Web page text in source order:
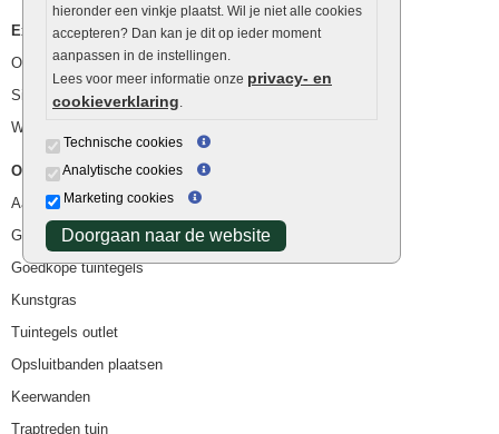
hieronder een vinkje plaatst. Wil je niet alle cookies
accepteren? Dan kan je dit op ieder moment
aanpassen in de instellingen.
Lees voor meer informatie onze privacy- en
cookieverklaring.
Technische cookies
Analytische cookies
Marketing cookies
Doorgaan naar de website
Extra benodigdheden
Ophoogzand
Siergrind en siersplit
Waterafvoer
Overig
Aanbiedingen
Goedkope bestrating
Goedkope tuintegels
Kunstgras
Tuintegels outlet
Opsluitbanden plaatsen
Keerwanden
Traptreden tuin